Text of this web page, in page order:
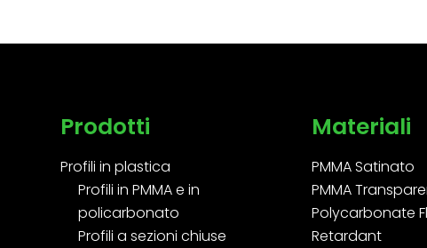
Prodotti
Profili in plastica
Profili in PMMA e in
policarbonato
Profili a sezioni chiuse
Materiali
PMMA Satinato
PMMA
Polycarbonate
Retardant